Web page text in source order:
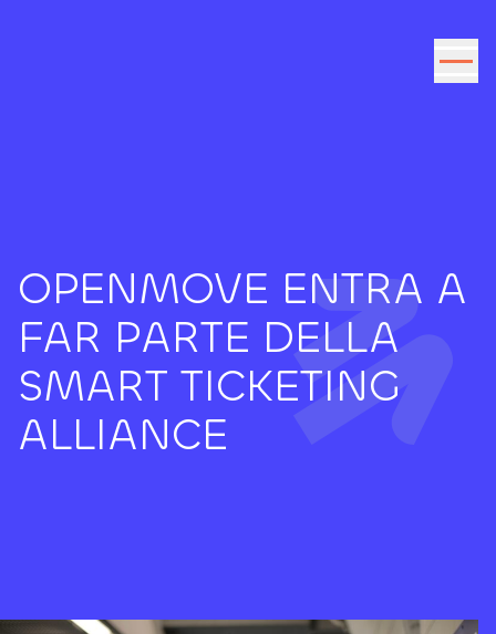
OPENMOVE ENTRA A
FAR PARTE DELLA
SMART TICKETING
ALLIANCE